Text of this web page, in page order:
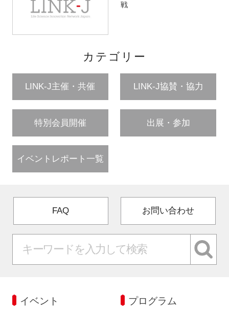
戦
カテゴリー
LINK-J主催・共催 LINK-J協賛・協力
特別会員開催 出展・参加
イベントレポート一覧
FAQ お問い合わせ
イベント プログラム